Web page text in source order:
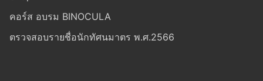
คอร์ส อบรม BINOCULA
ตรวจสอบรายชื่อนักทัศนมาตร พ.ศ.2566